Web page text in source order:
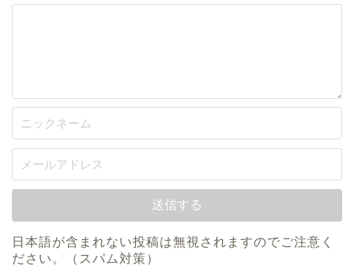
日本語が含まれない投稿は無視されますのでご注意く
ださい。（スパム対策）